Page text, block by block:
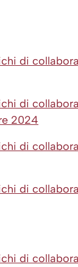
di
di
2024
di
di
di